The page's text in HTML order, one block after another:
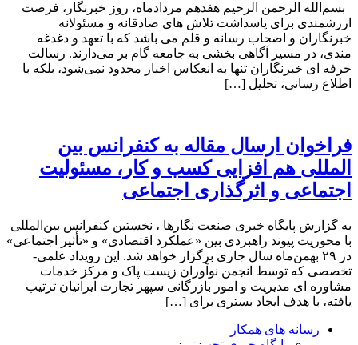
بسم‌الله الرحمن الرحیم هفدهم مردادماه، روز خبرنگار، فرصت
ارزشمندی برای پاسداشت تلاش‌ های صادقانه و مسئولانه
خبرنگاران و اصحاب رسانه و قلم می باشد که با تعهد و دغدغه‌
مندی، در مسیر آگاهی‌ بخشی به جامعه گام بر می‌دارند. رسالت
حرفه‌ ای خبرنگاران تنها به انعکاس اخبار محدود نمی‌شود، بلکه با
اطلاع رسانی، تحلیل […]
فراخوان ارسال مقاله به کنفرانس بین
المللی هم افزایی کسب و کار، مسئولیت
اجتماعی و اثرگذاری اجتماعی
به گزارش پایگاه خبری صنعت نگارها ، نخستین کنفرانس بین‌المللی
با محوریت پیوند راهبردی بین «عملکرد اقتصادی» و «تأثیر اجتماعی»
در ۲۹ بهمن‌ماه سال جاری برگزار خواهد شد. این رویداد علمی-
تخصصی که توسط انجمن نوآوران زیست پاک و مرکز خدمات
مشاوره ای مدیریت و امور بازرگانی سپهر تجارت ایرانیان ترتیب
یافته، با هدف ایجاد بستری برای […]
رسانه های همکار